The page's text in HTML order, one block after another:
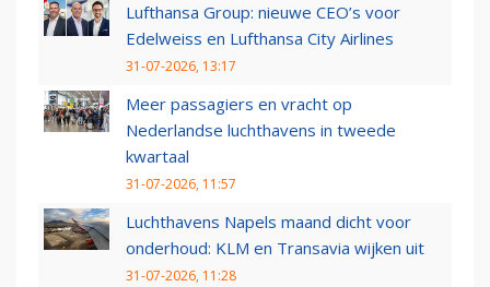
Lufthansa Group: nieuwe CEO’s voor
Edelweiss en Lufthansa City Airlines
31-07-2026, 13:17
Meer passagiers en vracht op
Nederlandse luchthavens in tweede
kwartaal
31-07-2026, 11:57
Luchthavens Napels maand dicht voor
onderhoud: KLM en Transavia wijken uit
31-07-2026, 11:28